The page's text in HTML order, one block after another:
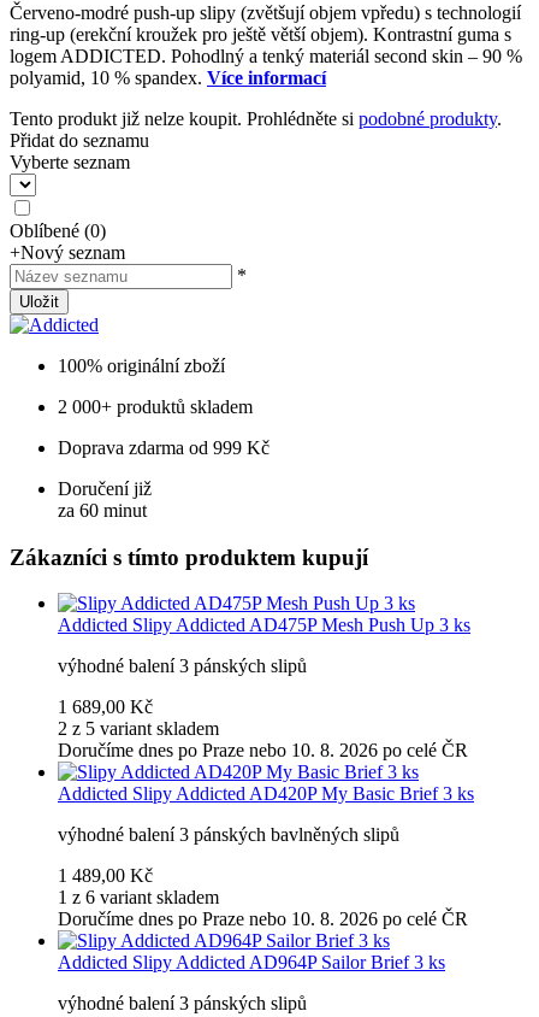
Červeno-modré push-up slipy (zvětšují objem vpředu) s technologií
ring-up (erekční kroužek pro ještě větší objem). Kontrastní guma s
logem ADDICTED. Pohodlný a tenký materiál second skin – 90 %
polyamid, 10 % spandex. Více informací
Tento produkt již nelze koupit. Prohlédněte si podobné produkty.
Přidat do seznamu
Vyberte seznam
Oblíbené (0)
+Nový seznam
*
Uložit
100% originální zboží
2 000+ produktů skladem
Doprava zdarma od 999 Kč
Doručení již
za 60 minut
Zákazníci s tímto produktem kupují
Addicted Slipy Addicted AD475P Mesh Push Up 3 ks
výhodné balení 3 pánských slipů
1 689,00 Kč
2 z 5 variant skladem
Doručíme dnes po Praze nebo 10. 8. 2026 po celé ČR
Addicted Slipy Addicted AD420P My Basic Brief 3 ks
výhodné balení 3 pánských bavlněných slipů
1 489,00 Kč
1 z 6 variant skladem
Doručíme dnes po Praze nebo 10. 8. 2026 po celé ČR
Addicted Slipy Addicted AD964P Sailor Brief 3 ks
výhodné balení 3 pánských slipů